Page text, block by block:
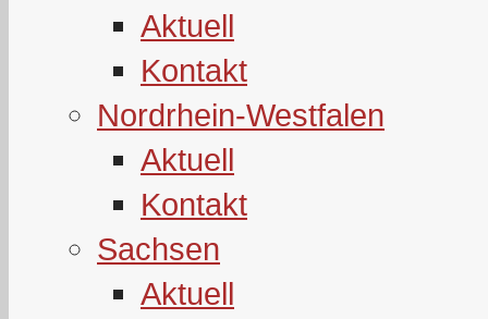
Aktuell
Kontakt
Nordrhein-Westfalen
Aktuell
Kontakt
Sachsen
Aktuell